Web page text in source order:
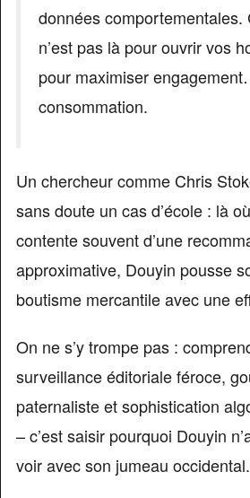
données comportementales.
n’est pas là pour ouvrir vos
pour maximiser
consommation.
Un chercheur comme Chris
sans doute un cas d’école : là
contente souvent d’une
approximative, Douyin pousse
boutisme mercantile avec une
On ne s’y trompe pas :
surveillance éditoriale féroce,
paternaliste et sophistication
– c’est saisir pourquoi Douyin
voir avec son jumeau occidental.